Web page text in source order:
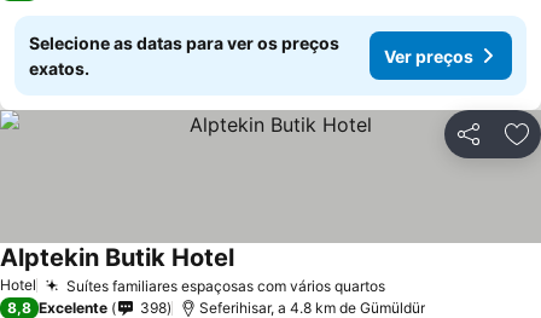
Selecione as datas para ver os preços
exatos.
Ver preços
Partilhar
Hotel Suítes familiares espaçosas com vários quartos
Alptekin Butik Hotel
8,8 Excelente 398 Seferihisar, a 4.8 km de Gümüldür